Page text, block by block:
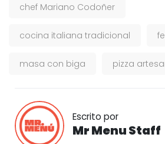
chef Mariano Codoñer
cocina italiana tradicional
masa con biga pizza
Escrito por
Mr Menu Staff